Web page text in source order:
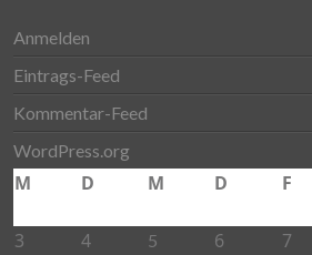
Anmelden
Eintrags-Feed
Kommentar-Feed
WordPress.org
M D M D F
3
4 5 6 7